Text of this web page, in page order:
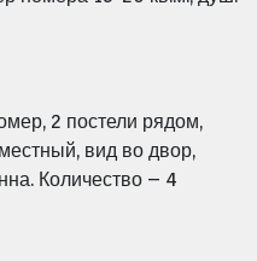
2 постели рядом,
вид во двор,
Количество – 4